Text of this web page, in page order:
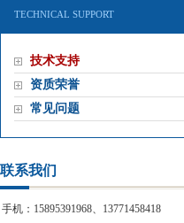
TECHNICALSUPPORT
技术支持
资质荣誉
常见问题
联系我们
手机：15895391968、13771458418